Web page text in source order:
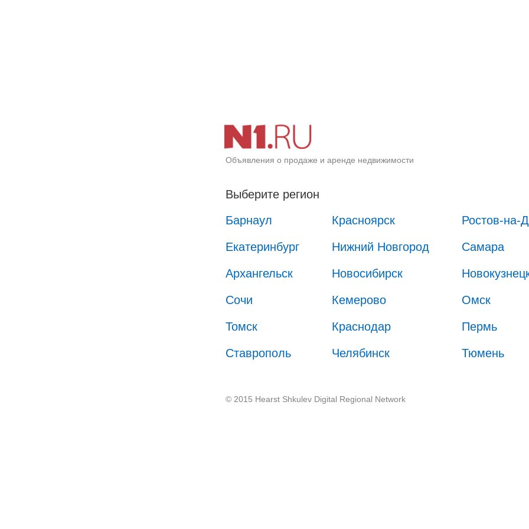
Объявления о продаже и аренде недвижимости
Выберите регион
Барнаул
Красноярск Ростов-на-
Екатеринбург Нижний Новгород Самара
Архангельск Новосибирск
Сочи Кемерово Омск
Томск Краснодар Пермь
Ставрополь Челябинск Тюмень
© 2015 Hearst Shkulev Digital Regional Network